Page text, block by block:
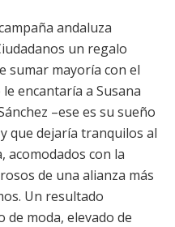
andaluza
un regalo
sumar mayoría con el
le encantaría a Susana
–ese es su sueño
que dejaría tranquilos al
acomodados con la
de una alianza más
Un resultado
moda, elevado de